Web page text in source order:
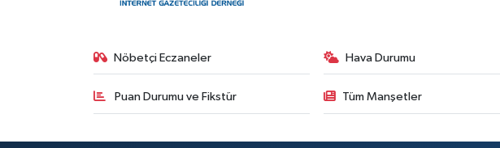
Nöbetçi Eczaneler Hava Durumu
Puan Durumu ve Fikstür Tüm Manşetler